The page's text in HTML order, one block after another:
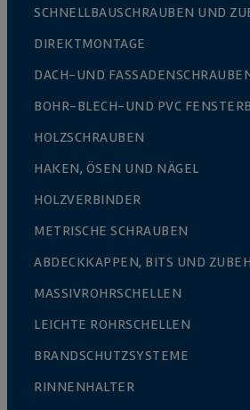
SCHNELLBAUSCHRAUBEN UND
DIREKTMONTAGE
DACH-UND
BOHR-BLECH-UND PVC
HOLZSCHRAUBEN
HAKEN, ÖSEN UND NÄGEL
HOLZVERBINDER
METRISCHE SCHRAUBEN
ABDECKKAPPEN, BITS UND
MASSIVROHRSCHELLEN
LEICHTE ROHRSCHELLEN
BRANDSCHUTZSYSTEME
RINNENHALTER